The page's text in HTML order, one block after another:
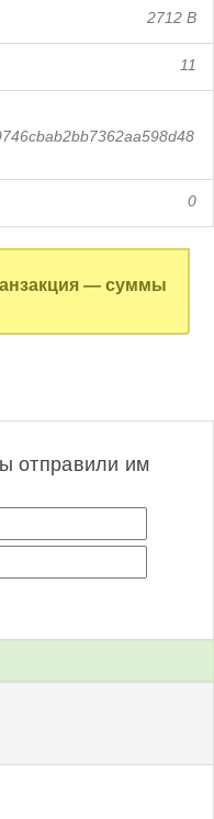
2712 B
11
0
— суммы
отправили им